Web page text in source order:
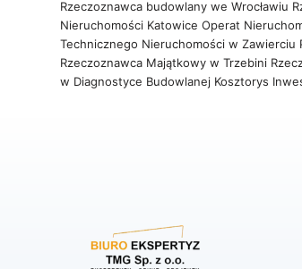
Rzeczoznawca budowlany we Wrocławiu
Nieruchomości Katowice Operat
Technicznego Nieruchomości w Zawierciu
Rzeczoznawca Majątkowy w Trzebini
w Diagnostyce Budowlanej Kosztorys